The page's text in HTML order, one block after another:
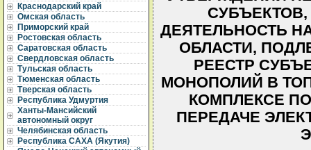
Краснодарский край
Омская область
Приморский край
Ростовская область
Саратовская область
Свердловская область
Тульская область
Тюменская область
Тверская область
Республика Удмуртия
Ханты-Мансийский
автономный округ
Челябинская область
Республика САХА (Якутия)
ДЕЯТЕЛЬНОСТЬ
ОБЛАСТИ,
РЕЕСТР
МОНОПОЛИЙ В
КОМПЛЕКСЕ
ПЕРЕДАЧЕ